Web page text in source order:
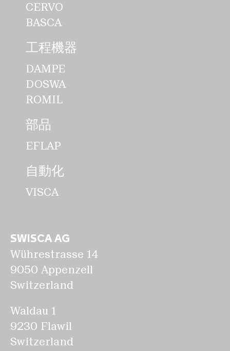
CERVO
BASCA
工程機器
DAMPE
DOSWA
ROMIL
部品
EFLAP
自動化
VISCA
SWISCA AG
Wührestrasse 14
9050 Appenzell
Switzerland
Waldau 1
9230 Flawil
Switzerland